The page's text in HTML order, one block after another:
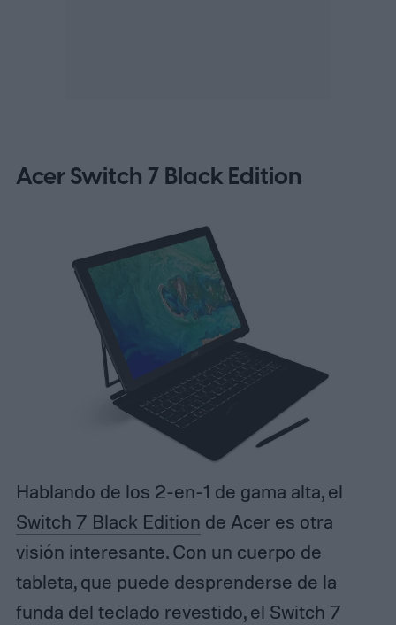
Acer Switch 7 Black Edition
Hablando de los 2-en-1 de gama alta, el
Switch 7 Black Edition de Acer es otra
visión interesante. Con un cuerpo de
tableta, que puede desprenderse de la
funda del teclado revestido, el Switch 7